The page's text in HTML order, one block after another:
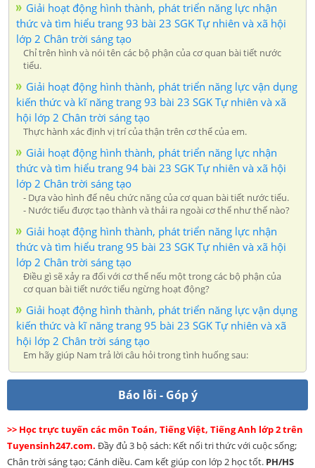
Giải hoạt động hình thành, phát triển năng lực nhận
thức và tìm hiểu trang 93 bài 23 SGK Tự nhiên và xã hội
lớp 2 Chân trời sáng tạo
Chỉ trên hình và nói tên các bộ phận của cơ quan bài tiết nước
tiểu.
Giải hoạt động hình thành, phát triển năng lực vận dụng
kiến thức và kĩ năng trang 93 bài 23 SGK Tự nhiên và xã
hội lớp 2 Chân trời sáng tạo
Thực hành xác định vị trí của thận trên cơ thể của em.
Giải hoạt động hình thành, phát triển năng lực nhận
thức và tìm hiểu trang 94 bài 23 SGK Tự nhiên và xã hội
lớp 2 Chân trời sáng tạo
- Dựa vào hình để nêu chức năng của cơ quan bài tiết nước tiểu.
- Nước tiểu được tạo thành và thải ra ngoài cơ thể như thế nào?
Giải hoạt động hình thành, phát triển năng lực nhận
thức và tìm hiểu trang 95 bài 23 SGK Tự nhiên và xã hội
lớp 2 Chân trời sáng tạo
Điều gì sẽ xảy ra đối với cơ thể nếu một trong các bộ phận của
cơ quan bài tiết nước tiểu ngừng hoạt động?
Giải hoạt động hình thành, phát triển năng lực vận dụng
kiến thức và kĩ năng trang 95 bài 23 SGK Tự nhiên và xã
hội lớp 2 Chân trời sáng tạo
Em hãy giúp Nam trả lời câu hỏi trong tình huống sau:
Báo lỗi - Góp ý
>> Học trực tuyến các môn Toán, Tiếng Việt, Tiếng Anh lớp 2 trên
Tuyensinh247.com. Đầy đủ 3 bộ sách: Kết nối tri thức với cuộc sống;
Chân trời sáng tạo; Cánh diều. Cam kết giúp con lớp 2 học tốt. PH/HS